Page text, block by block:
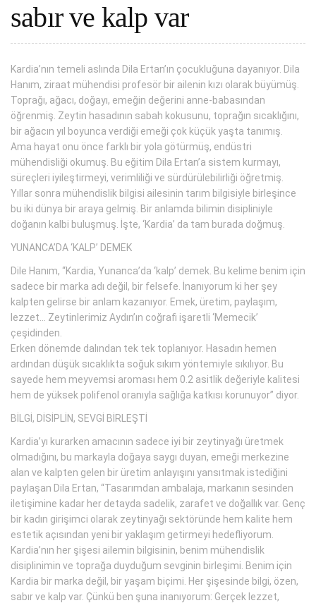
sabır ve kalp var
Kardia’nın temeli aslında Dila Ertan’ın çocukluğuna dayanıyor. Dila
Hanım, ziraat mühendisi profesör bir ailenin kızı olarak büyümüş.
Toprağı, ağacı, doğayı, emeğin değerini anne-babasından
öğrenmiş. Zeytin hasadının sabah kokusunu, toprağın sıcaklığını,
bir ağacın yıl boyunca verdiği emeği çok küçük yaşta tanımış.
Ama hayat onu önce farklı bir yola götürmüş, endüstri
mühendisliği okumuş. Bu eğitim Dila Ertan’a sistem kurmayı,
süreçleri iyileştirmeyi, verimliliği ve sürdürülebilirliği öğretmiş.
Yıllar sonra mühendislik bilgisi ailesinin tarım bilgisiyle birleşince
bu iki dünya bir araya gelmiş. Bir anlamda bilimin disipliniyle
doğanın kalbi buluşmuş. İşte, ‘Kardia’ da tam burada doğmuş.
YUNANCA’DA ‘KALP’ DEMEK
Dile Hanım, “Kardia, Yunanca’da ‘kalp’ demek. Bu kelime benim için
sadece bir marka adı değil, bir felsefe. İnanıyorum ki her şey
kalpten gelirse bir anlam kazanıyor. Emek, üretim, paylaşım,
lezzet... Zeytinlerimiz Aydın’ın coğrafi işaretli ‘Memecik’
çeşidinden.
Erken dönemde dalından tek tek toplanıyor. Hasadın hemen
ardından düşük sıcaklıkta soğuk sıkım yöntemiyle sıkılıyor. Bu
sayede hem meyvemsi aroması hem 0.2 asitlik değeriyle kalitesi
hem de yüksek polifenol oranıyla sağlığa katkısı korunuyor” diyor.
BİLGİ, DİSİPLİN, SEVGİ BİRLEŞTİ
Kardia’yı kurarken amacının sadece iyi bir zeytinyağı üretmek
olmadığını, bu markayla doğaya saygı duyan, emeği merkezine
alan ve kalpten gelen bir üretim anlayışını yansıtmak istediğini
paylaşan Dila Ertan, “Tasarımdan ambalaja, markanın sesinden
iletişimine kadar her detayda sadelik, zarafet ve doğallık var. Genç
bir kadın girişimci olarak zeytinyağı sektöründe hem kalite hem
estetik açısından yeni bir yaklaşım getirmeyi hedefliyorum.
Kardia’nın her şişesi ailemin bilgisinin, benim mühendislik
disiplinimin ve toprağa duyduğum sevginin birleşimi. Benim için
Kardia bir marka değil, bir yaşam biçimi. Her şişesinde bilgi, özen,
sabır ve kalp var. Çünkü ben şuna inanıyorum: Gerçek lezzet,